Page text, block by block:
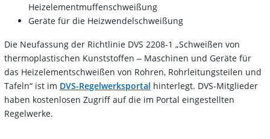
Heizelementmuffenschweißung
Geräte für die Heizwendelschweißung
Die Neufassung der Richtlinie DVS 2208-1 „Schweißen von
thermoplastischen Kunststoffen ‒ Maschinen und Geräte für
das Heizelementschweißen von Rohren, Rohrleitungsteilen und
Tafeln“ ist im DVS-Regelwerksportal hinterlegt. DVS-Mitglieder
haben kostenlosen Zugriff auf die im Portal eingestellten
Regelwerke.